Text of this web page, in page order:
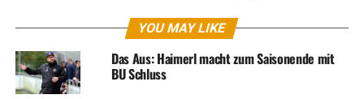
YOU MAY LIKE
Das Aus: Haimerl macht zum Saisonende mit
BU Schluss